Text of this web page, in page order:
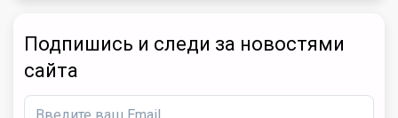
Подпишись и следи за новостями
сайта